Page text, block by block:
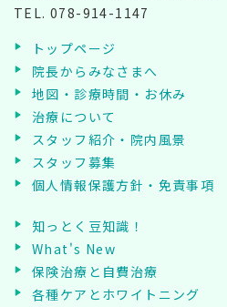
TEL. 078-914-1147
トップページ
院長からみなさまへ
地図・診療時間・お休み
治療について
スタッフ紹介・院内風景
スタッフ募集
個人情報保護方針・免責事項
知っとく豆知識！
What's New
保険治療と自費治療
各種ケアとホワイトニング